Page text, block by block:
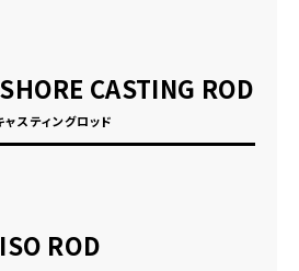
CASTING ROD
ャスティングロッド
ROD